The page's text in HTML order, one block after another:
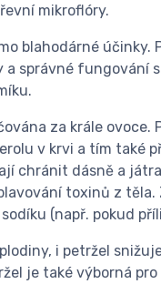
mikroflóry.
blahodárné
správné fungování
za krále
v krvi a tím také
chránit dásně a
toxinů z
(např. pokud
i petržel
je také výborná